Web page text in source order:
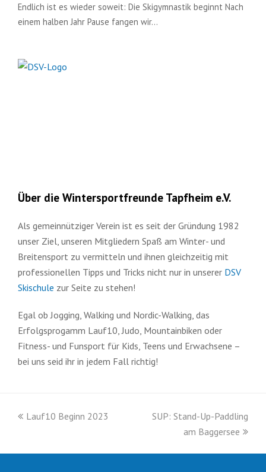
Endlich ist es wieder soweit: Die Skigymnastik beginnt Nach
einem halben Jahr Pause fangen wir…
Über die Wintersportfreunde Tapfheim e.V.
Als gemeinnütziger Verein ist es seit der Gründung 1982
unser Ziel, unseren Mitgliedern Spaß am Winter- und
Breitensport zu vermitteln und ihnen gleichzeitig mit
professionellen Tipps und Tricks nicht nur in unserer DSV
Skischule zur Seite zu stehen!
Egal ob Jogging, Walking und Nordic-Walking, das
Erfolgsprogamm Lauf10, Judo, Mountainbiken oder
Fitness- und Funsport für Kids, Teens und Erwachsene –
bei uns seid ihr in jedem Fall richtig!
vorheriger
Lauf10 Beginn 2023
Nächster
Beitrag:
SUP: Stand-Up-Paddling
am Baggersee